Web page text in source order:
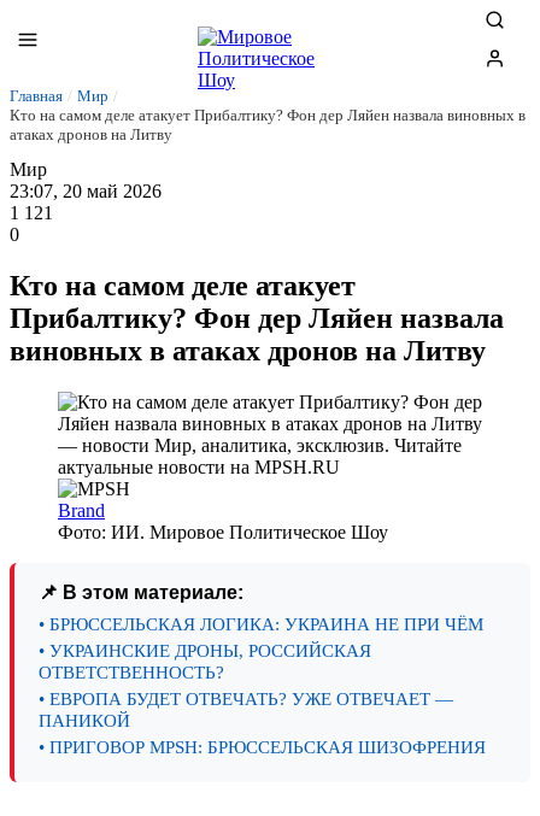
Главная / Мир /
Кто на самом деле атакует Прибалтику? Фон дер Ляйен назвала виновных в
атаках дронов на Литву
Мир
23:07, 20 май 2026
1 121
0
Кто на самом деле атакует
Прибалтику? Фон дер Ляйен назвала
виновных в атаках дронов на Литву
Brand
Фото: ИИ. Мировое Политическое Шоу
📌 В этом материале:
• БРЮССЕЛЬСКАЯ ЛОГИКА: УКРАИНА НЕ ПРИ ЧЁМ
• УКРАИНСКИЕ ДРОНЫ, РОССИЙСКАЯ
ОТВЕТСТВЕННОСТЬ?
• ЕВРОПА БУДЕТ ОТВЕЧАТЬ? УЖЕ ОТВЕЧАЕТ —
ПАНИКОЙ
• ПРИГОВОР MPSH: БРЮССЕЛЬСКАЯ ШИЗОФРЕНИЯ